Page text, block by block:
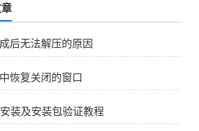
后无法解压的原因
恢复关闭的窗口
装及安装包验证教程